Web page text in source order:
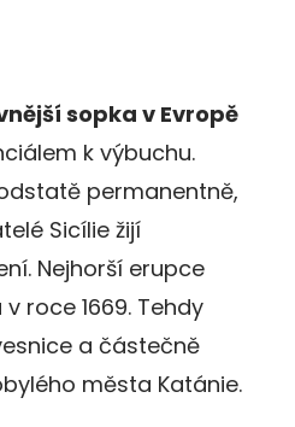
sopka v Evropě
k výbuchu.
permanentně,
Sicílie žijí
Nejhorší erupce
roce 1669. Tehdy
a částečně
města Katánie.